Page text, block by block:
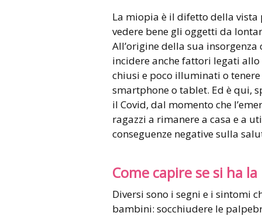
La miopia è il difetto della
vedere bene gli oggetti da
All’origine della sua insorgenza
incidere anche fattori legati
chiusi e poco illuminati o
smartphone o tablet. Ed è qui,
il Covid, dal momento che
ragazzi a rimanere a casa e a
conseguenze negative sulla
Come capire se si ha
Diversi sono i segni e i sintomi
bambini: socchiudere le